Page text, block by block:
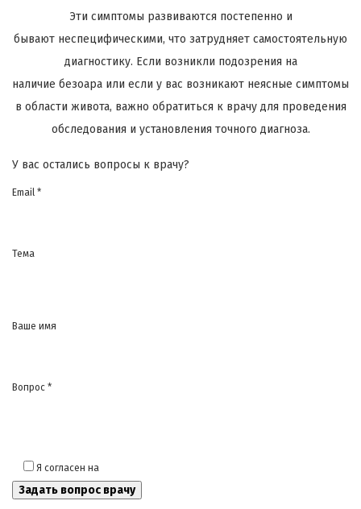
Эти симптомы развиваются постепенно и
бывают неспецифическими, что затрудняет самостоятельную
диагностику. Если возникли подозрения на
наличие безоара или если у вас возникают неясные симптомы
в области живота, важно обратиться к врачу для проведения
обследования и установления точного диагноза.
У вас остались вопросы к врачу?
Email *
Тема
Ваше имя
Вопрос *
Я согласен на